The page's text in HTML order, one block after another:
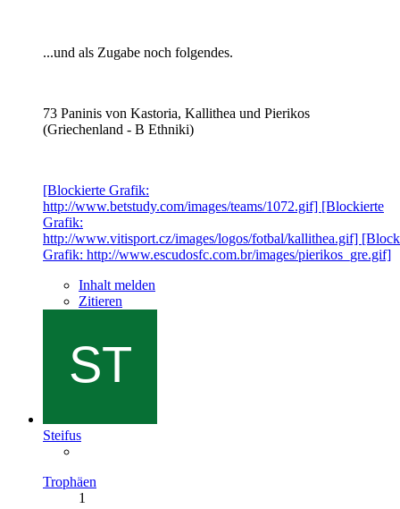
...und als Zugabe noch folgendes.
73 Paninis von Kastoria, Kallithea und Pierikos
(Griechenland - B Ethniki)
[Blockierte Grafik:
http://www.betstudy.com/images/teams/1072.gif] [Blockierte
Grafik:
http://www.vitisport.cz/images/logos/fotbal/kallithea.gif]
Grafik: http://www.escudosfc.com.br/images/pierikos_gre.gif]
Inhalt melden
Zitieren
Steifus
Trophäen
1